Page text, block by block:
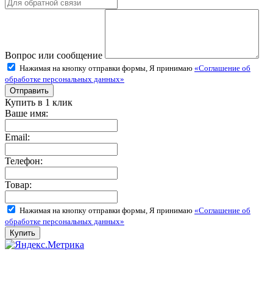
Вопрос или сообщение
Нажимая на кнопку отправки формы, Я принимаю «Соглашение об
обработке персональных данных»
Купить в 1 клик
Ваше имя:
Email:
Телефон:
Товар:
Нажимая на кнопку отправки формы, Я принимаю «Соглашение об
обработке персональных данных»